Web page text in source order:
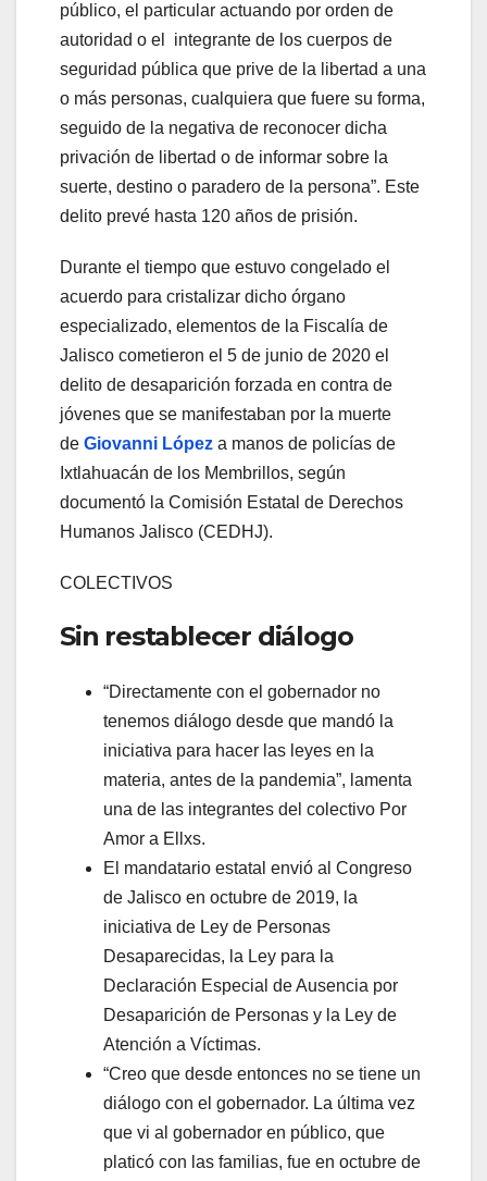
público, el particular actuando por orden de
autoridad o el integrante de los cuerpos de
seguridad pública que prive de la libertad a una
o más personas, cualquiera que fuere su forma,
seguido de la negativa de reconocer dicha
privación de libertad o de informar sobre la
suerte, destino o paradero de la persona”. Este
delito prevé hasta 120 años de prisión.
Durante el tiempo que estuvo congelado el
acuerdo para cristalizar dicho órgano
especializado, elementos de la Fiscalía de
Jalisco cometieron el 5 de junio de 2020 el
delito de desaparición forzada en contra de
jóvenes que se manifestaban por la muerte
de Giovanni López a manos de policías de
Ixtlahuacán de los Membrillos, según
documentó la Comisión Estatal de Derechos
Humanos Jalisco (CEDHJ).
COLECTIVOS
Sin restablecer diálogo
“Directamente con el gobernador no
tenemos diálogo desde que mandó la
iniciativa para hacer las leyes en la
materia, antes de la pandemia”, lamenta
una de las integrantes del colectivo Por
Amor a Ellxs.
El mandatario estatal envió al Congreso
de Jalisco en octubre de 2019, la
iniciativa de Ley de Personas
Desaparecidas, la Ley para la
Declaración Especial de Ausencia por
Desaparición de Personas y la Ley de
Atención a Víctimas.
“Creo que desde entonces no se tiene un
diálogo con el gobernador. La última vez
que vi al gobernador en público, que
platicó con las familias, fue en octubre de